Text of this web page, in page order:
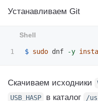
Устанавливаем Git
$ sudo dnf -y
Скачиваем исходники
USB_HASP в каталог /